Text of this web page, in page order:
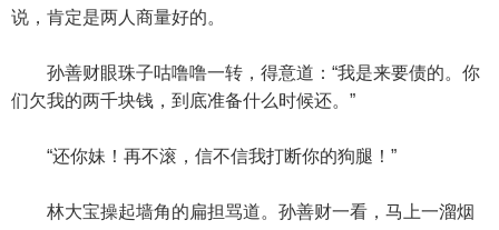
说，肯定是两人商量好的。
孙善财眼珠子咕噜噜一转，得意道：“我是来要债的。你
们欠我的两千块钱，到底准备什么时候还。”
“还你妹！再不滚，信不信我打断你的狗腿！”
林大宝操起墙角的扁担骂道。孙善财一看，马上一溜烟